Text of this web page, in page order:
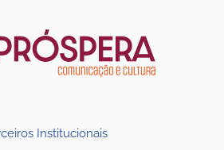
Institucionais